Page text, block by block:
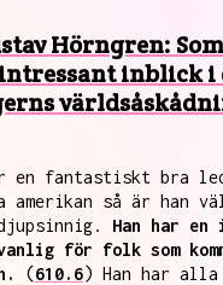
Hörngren:
inblick i
en fantastiskt bra
så är han
Han har en
för folk som
(610.6) Han har alla